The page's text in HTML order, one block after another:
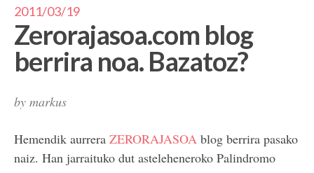
2011/03/19
Zerorajasoa.com blog
berrira noa. Bazatoz?
by markus
Hemendik aurrera ZERORAJASOA blog berrira pasako
naiz. Han jarraituko dut asteleheneroko Palindromo